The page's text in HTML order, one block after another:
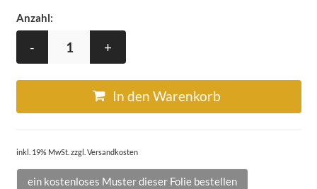
Anzahl:
- +
In den Warenkorb
inkl. 19% MwSt. zzgl. Versandkosten
ein kostenloses Muster dieser Folie bestellen